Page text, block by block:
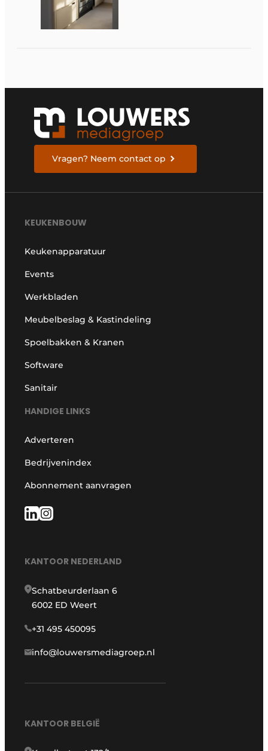
Vragen? Neem contact op
KEUKENBOUW
Keukenapparatuur
Events
Werkbladen
Meubelbeslag & Kastindeling
Spoelbakken & Kranen
Software
Sanitair
HANDIGE LINKS
Adverteren
Bedrijvenindex
Abonnement aanvragen
KANTOOR NEDERLAND
Schatbeurderlaan 6
6002 ED Weert
+31 495 450095
info@louwersmediagroep.nl
KANTOOR BELGIË